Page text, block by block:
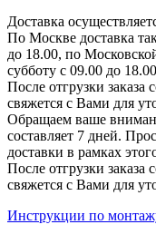
Доставка
По Москве доставка
до 18.00, по
субботу с 09.00 до
После отгрузки заказа
свяжется с Вами для
Обращаем ваше
составляет 7 дней.
доставки в рамках
После отгрузки заказа
свяжется с Вами для
Инструкции по